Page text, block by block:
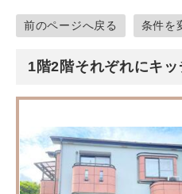
前のページへ戻る 条件を
1階2階それぞれにキ